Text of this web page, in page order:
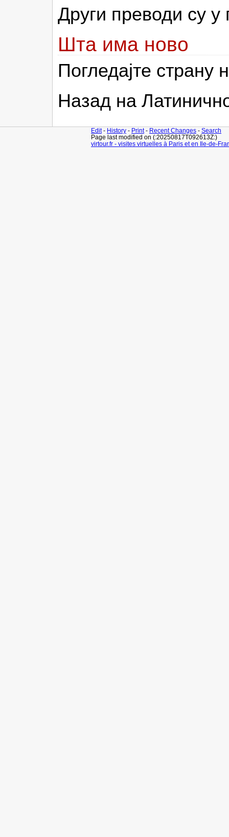
Други преводи су
Шта има ново
Погледајте
Назад на
Edit- History - Print- Recent Changes - Search
Page last modified on (:20250817T092613Z:)
virtour.fr - visites virtuelles à Paris et en Ile-de-